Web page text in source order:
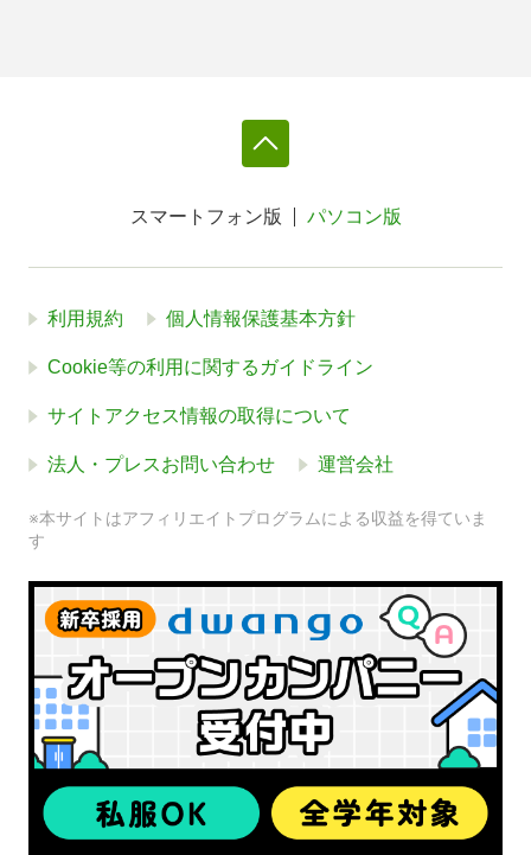
スマートフォン版 パソコン版
利用規約 個人情報保護基本方針
Cookie等の利用に関するガイドライン
サイトアクセス情報の取得について
法人・プレスお問い合わせ 運営会社
※本サイトはアフィリエイトプログラムによる収益を得ていま
す